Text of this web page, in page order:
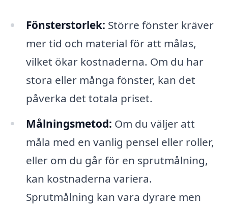
Fönsterstorlek: Större fönster kräver
mer tid och material för att målas,
vilket ökar kostnaderna. Om du har
stora eller många fönster, kan det
påverka det totala priset.
Målningsmetod: Om du väljer att
måla med en vanlig pensel eller roller,
eller om du går för en sprutmålning,
kan kostnaderna variera.
Sprutmålning kan vara dyrare men